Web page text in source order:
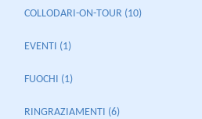
COLLODARI-ON-TOUR (10)
EVENTI (1)
FUOCHI (1)
RINGRAZIAMENTI (6)